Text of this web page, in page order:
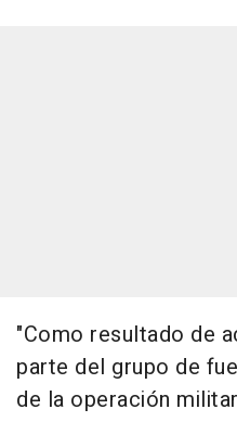
"Como resultado de
parte del grupo de
de la operación